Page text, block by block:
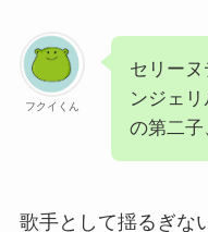
フクイくん
セリー
ンジェ
の第二子
歌手として揺るぎな